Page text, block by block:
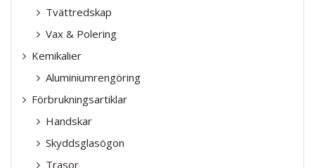
Tvättredskap
Vax & Polering
Kemikalier
Aluminiumrengöring
Förbrukningsartiklar
Handskar
Skyddsglasögon
Trasor